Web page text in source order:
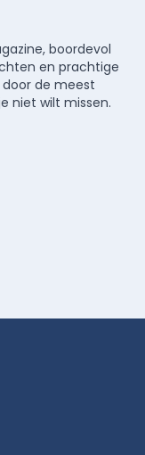
boordevol
en prachtige
de meest
niet wilt missen.